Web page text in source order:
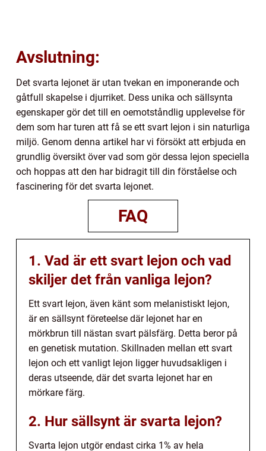
Avslutning:
Det svarta lejonet är utan tvekan en imponerande och
gåtfull skapelse i djurriket. Dess unika och sällsynta
egenskaper gör det till en oemotståndlig upplevelse för
dem som har turen att få se ett svart lejon i sin naturliga
miljö. Genom denna artikel har vi försökt att erbjuda en
grundlig översikt över vad som gör dessa lejon speciella
och hoppas att den har bidragit till din förståelse och
fascinering för det svarta lejonet.
FAQ
1. Vad är ett svart lejon och vad
skiljer det från vanliga lejon?
Ett svart lejon, även känt som melanistiskt lejon,
är en sällsynt företeelse där lejonet har en
mörkbrun till nästan svart pälsfärg. Detta beror på
en genetisk mutation. Skillnaden mellan ett svart
lejon och ett vanligt lejon ligger huvudsakligen i
deras utseende, där det svarta lejonet har en
mörkare färg.
2. Hur sällsynt är svarta lejon?
Svarta lejon utgör endast cirka 1% av hela